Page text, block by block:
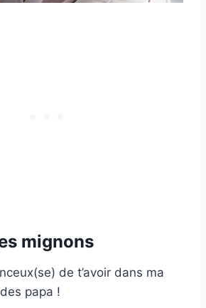
mignons
de t’avoir dans ma
papa !